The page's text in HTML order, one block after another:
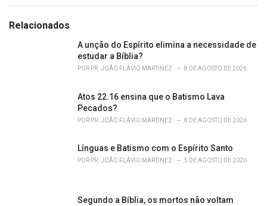
o
r:Relacionados
A unção do Espírito elimina a necessidade de
estudar a Bíblia?
POR PR. JOÃO FLÁVIO MARTINEZ 8 DE AGOSTO DE 2026
Atos 22.16 ensina que o Batismo Lava
Pecados?
POR PR. JOÃO FLÁVIO MARTINEZ 8 DE AGOSTO DE 2026
Línguas e Batismo com o Espírito Santo
POR PR. JOÃO FLÁVIO MARTINEZ 5 DE AGOSTO DE 2026
Segundo a Bíblia, os mortos não voltam